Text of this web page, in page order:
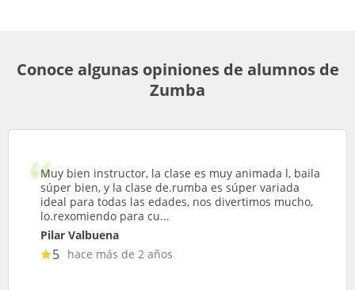
Conoce algunas opiniones de alumnos de
Zumba
Muy bien instructor, la clase es muy animada l, baila
súper bien, y la clase de.rumba es súper variada
ideal para todas las edades, nos divertimos mucho,
lo.rexomiendo para cu...
Pilar Valbuena
5 hace más de 2 años